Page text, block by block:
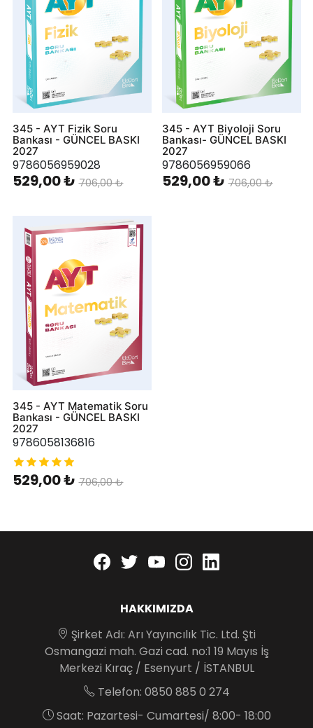
345 - AYT Fizik Soru
Bankası - GÜNCEL BASKI
2027
9786056959028
529,00 ₺ 706,00 ₺
345 - AYT Biyoloji Soru
Bankası- GÜNCEL BASKI
2027
9786056959066
529,00 ₺ 706,00 ₺
345 - AYT Matematik Soru
Bankası - GÜNCEL BASKI
2027
9786058136816
529,00 ₺ 706,00 ₺
Facebook
twitteryoutubeinstagram
HAKKIMIZDA
Şirket Adı: Arı Yayıncılık Tic. Ltd. Şti
Osmangazi mah. Gazi cad. no:1 19 Mayıs İş
Merkezi Kıraç / Esenyurt / İSTANBUL
Telefon: 0850 885 0 274
Saat: Pazartesi- Cumartesi/ 8:00- 18:00